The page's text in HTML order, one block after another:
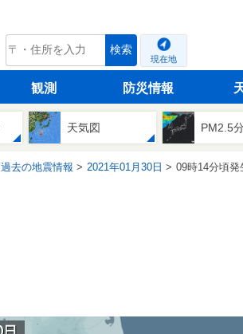
tenki.jp 検索
現在地
観測 防災情報
天気図 PM2.5
過去の地震情報 2021年01月30日 09時14分頃